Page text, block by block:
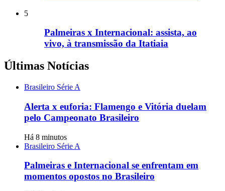
5
Palmeiras x Internacional: assista, ao
vivo, à transmissão da Itatiaia
Últimas Notícias
Brasileiro Série A
Alerta x euforia: Flamengo e Vitória duelam
pelo Campeonato Brasileiro
Há 8 minutos
Brasileiro Série A
Palmeiras e Internacional se enfrentam em
momentos opostos no Brasileiro